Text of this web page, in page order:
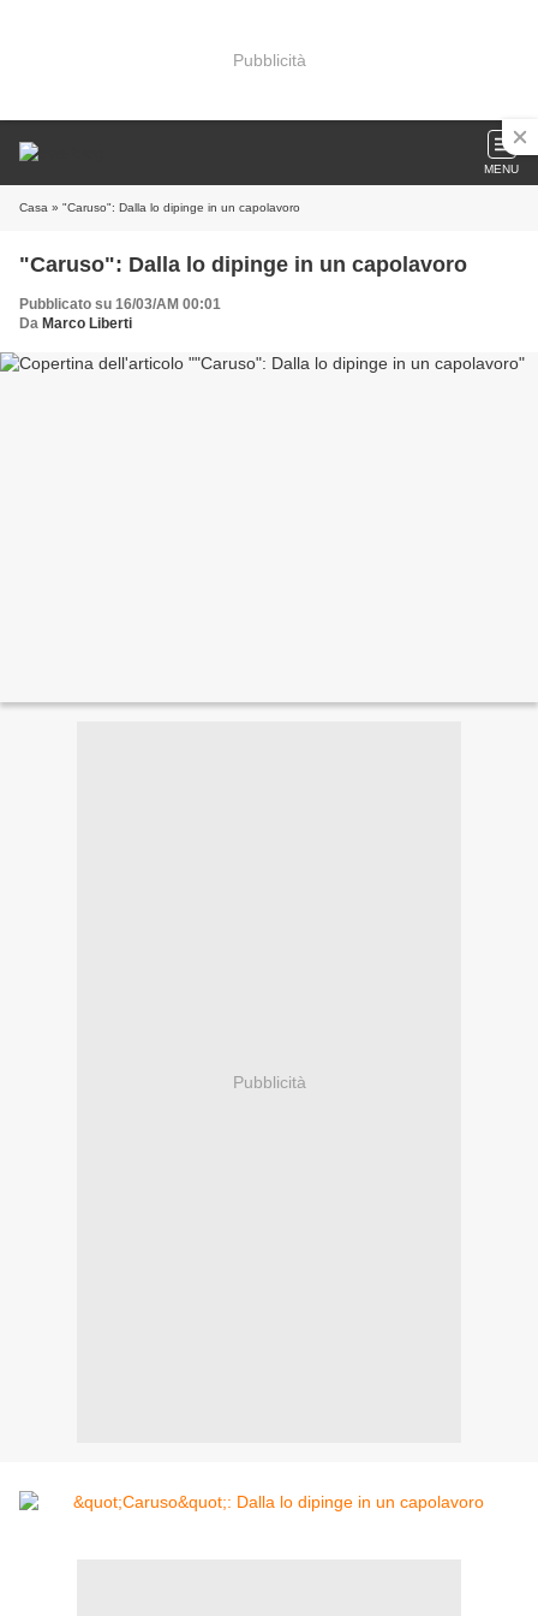
Pubblicità
MENU
Casa » "Caruso": Dalla lo dipinge in un capolavoro
"Caruso": Dalla lo dipinge in un capolavoro
Pubblicato su 16/03/AM 00:01
Da Marco Liberti
Pubblicità